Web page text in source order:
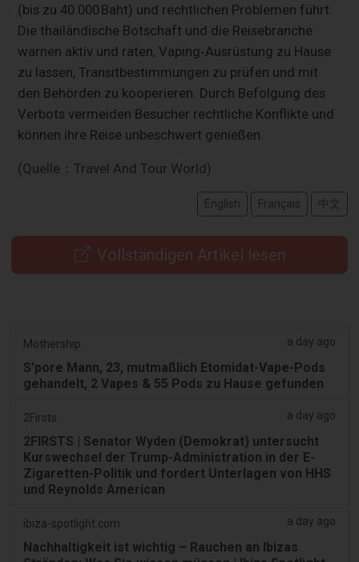
(bis zu 40.000 Baht) und rechtlichen Problemen führt.
Die thailändische Botschaft und die Reisebranche
warnen aktiv und raten, Vaping‑Ausrüstung zu Hause
zu lassen, Transitbestimmungen zu prüfen und mit
den Behörden zu kooperieren. Durch Befolgung des
Verbots vermeiden Besucher rechtliche Konflikte und
können ihre Reise unbeschwert genießen.
(Quelle：Travel And Tour World)
English Français 中文
Vollständigen Artikel lesen
Mothership. a day ago
S'pore Mann, 23, mutmaßlich Etomidat-Vape-Pods
gehandelt, 2 Vapes & 55 Pods zu Hause gefunden
2Firsts a day ago
2FIRSTS | Senator Wyden (Demokrat) untersucht
Kurswechsel der Trump-Administration in der E-
Zigaretten-Politik und fordert Unterlagen von HHS
und Reynolds American
ibiza-spotlight.com a day ago
Nachhaltigkeit ist wichtig – Rauchen an Ibizas